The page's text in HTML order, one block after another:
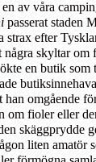
av våra
passerat staden
efter
några skyltarom
en butik som
han omgående
om fiolereller
skäggprydde
liten amatör